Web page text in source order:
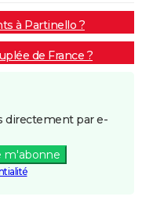
à Partinello ?
de France ?
directement par e-
m'abonne